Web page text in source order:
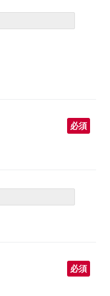
必須
必須